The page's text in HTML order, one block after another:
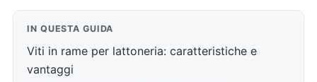
IN QUESTA GUIDA
Viti in rame per lattoneria: caratteristiche e
vantaggi